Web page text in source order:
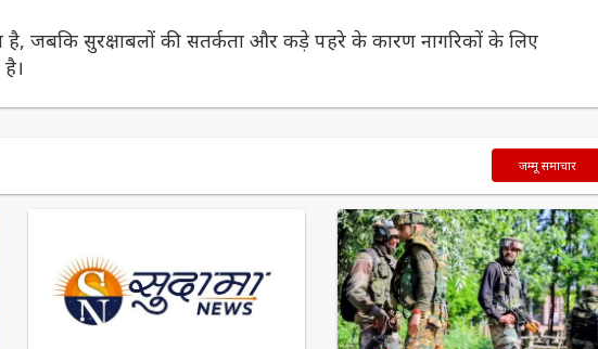
जबकि सुरक्षाबलों की सतर्कता और कड़े पहरे के कारण नागरिकों के लिए
जम्मू समाचार